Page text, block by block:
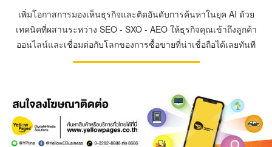
เพิ่มโอกาสการมองเห็นธุรกิจและติดอันดับการค้นหาในยุค AI ด้วย
เทคนิคที่ผสานระหว่าง SEO - SXO - AEO ให้ธุรกิจคุณเข้าถึงลูกค้า
ออนไลน์และเชื่อมต่อกับโลกของการซื้อขายที่น่าเชื่อถือได้เลยทันที